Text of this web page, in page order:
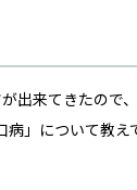
出来てきたので
」について教え